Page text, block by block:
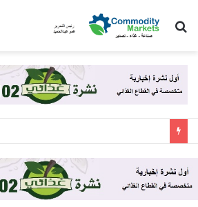
بحث